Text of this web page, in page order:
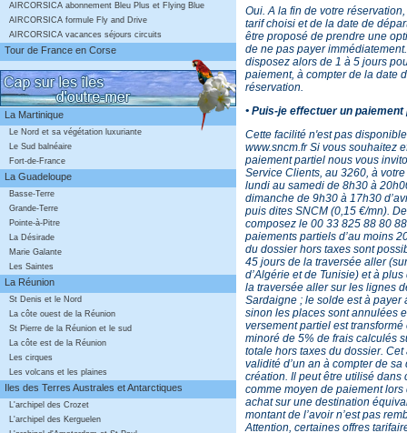
AIRCORSICA abonnement Bleu Plus et Flying Blue
AIRCORSICA formule Fly and Drive
AIRCORSICA vacances séjours circuits
Tour de France en Corse
La Martinique
Le Nord et sa végétation luxuriante
Le Sud balnéaire
Fort-de-France
La Guadeloupe
Basse-Terre
Grande-Terre
Pointe-à-Pitre
La Désirade
Marie Galante
Les Saintes
La Réunion
St Denis et le Nord
La côte ouest de la Réunion
St Pierre de la Réunion et le sud
La côte est de la Réunion
Les cirques
Les volcans et les plaines
Iles des Terres Australes et Antarctiques
L'archipel des Crozet
L'archipel des Kerguelen
Oui. A la fin de votre
tarif choisi et de la date de
être proposé de prendre une
de ne pas payer
disposez alors de 1 à 5 jours
paiement, à compter de la date
réservation.
• Puis-je effectuer un paiement
Cette facilité n'est pas
www.sncm.fr Si vous souhaitez
paiement partiel nous vous
Service Clients, au 3260, à
lundi au samedi de 8h30 à
dimanche de 9h30 à 17h30
puis dites SNCM (0,15 €/mn).
composez le 00 33 825 88 80
paiements partiels d’au moins
du dossier hors taxes sont
45 jours de la traversée aller
d’Algérie et de Tunisie) et à
la traversée aller sur les lignes
Sardaigne ; le solde est à payer
sinon les places sont annulées
versement partiel est transformé
minoré de 5% de frais calculés
totale hors taxes du dossier. Cet
validité d’un an à compter de sa
création. Il peut être utilisé dans
comme moyen de paiement lors
achat sur une destination
montant de l’avoir n’est pas
Attention, certaines offres